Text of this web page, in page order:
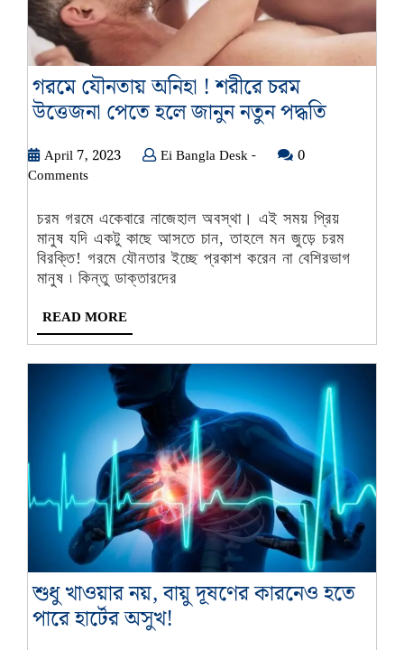
গরমে যৌনতায় অনিহা ! শরীরে চরম
উত্তেজনা পেতে হলে জানুন নতুন পদ্ধতিগরমে
শরীরে
চরম
উত্তেজনা
জানুন
নতুন
পদ্ধতি
April 7, 2023April Ei Bangla Desk -Ei
-
0
Comments
চরম গরমে একেবারে নাজেহাল অবস্থা। এই সময় প্রিয়
মানুষ যদি একটু কাছে আসতে চান, তাহলে মন জুড়ে চরম
বিরক্তি! গরমে যৌনতার ইচ্ছে প্রকাশ করেন না বেশিরভাগ
মানুষ ৷ কিন্তু ডাক্তারদের
READ MOREREAD
MORE
শুধু খাওয়ার নয়, বায়ু দূষণের কারনেও হতে
পারে হার্টের অসুখ! শুধু